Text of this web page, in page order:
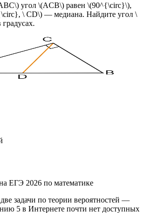
угол \(ACB\) равен \(90^{\circ}\),
\ CD\) — медиана. Найдите угол \
ЕГЭ 2026 по математике
задачи по теории вероятностей —
5 в Интернете почти нет доступных